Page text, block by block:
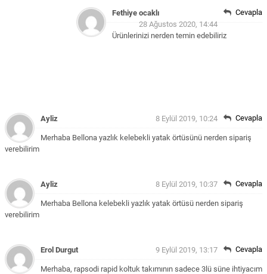
Fethiye ocaklı
28 Ağustos 2020, 14:44
Ürünlerinizi nerden temin edebiliriz
Cevapla
Ayliz 8 Eylül 2019, 10:24
Merhaba Bellona yazlık kelebekli yatak örtüsünü nerden sipariş
verebilirim
Cevapla
Ayliz 8 Eylül 2019, 10:37
Merhaba Bellona kelebekli yazlık yatak örtüsü nerden sipariş
verebilirim
Cevapla
Erol Durgut 9 Eylül 2019, 13:17
Merhaba, rapsodi rapid koltuk takımının sadece 3lü süne ihtiyacım
Cevapla